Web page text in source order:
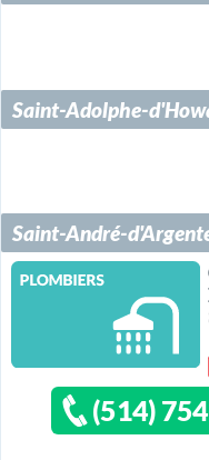
Saint-Adolphe-
Saint-André-
(514)